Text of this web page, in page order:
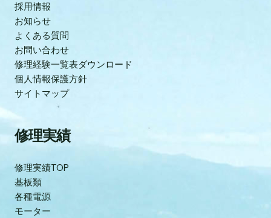
採用情報
お知らせ
よくある質問
お問い合わせ
修理経験一覧表ダウンロード
個人情報保護方針
サイトマップ
修理実績
修理実績TOP
基板類
各種電源
モーター